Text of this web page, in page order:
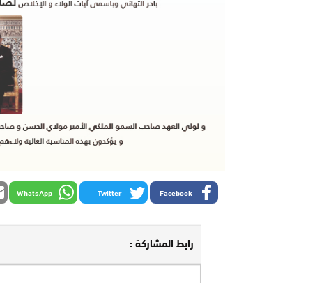
Facebook
Twitter
WhatsApp
رابط المشاركة :